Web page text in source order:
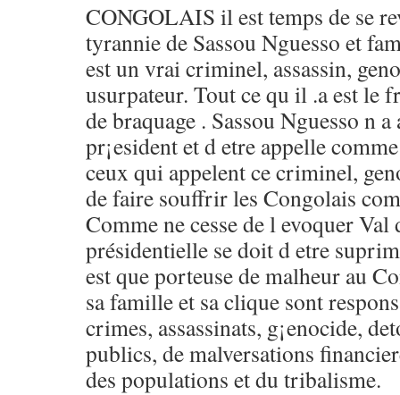
CONGOLAIS il est temps de se
tyrannie de Sassou Nguesso et
est un vrai criminel, assassin,
usurpateur. Tout ce qu il .a est le
de braquage . Sassou Nguesso n
pr¡esident et d etre appelle
ceux qui appelent ce criminel,
de faire souffrir les Congolais
Comme ne cesse de l evoquer
présidentielle se doit d etre
est que porteuse de malheur au
sa famille et sa clique sont
crimes, assassinats, g¡enocide,
publics, de malversations
des populations et du tribalisme.